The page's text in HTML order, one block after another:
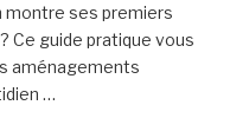
montre ses premiers
Ce guide pratique vous
aménagements
…